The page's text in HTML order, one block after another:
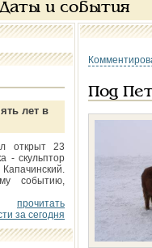
Даты и события
лет в
открыт 23
- скульптор
событию,
прочитать
за сегодня
Под